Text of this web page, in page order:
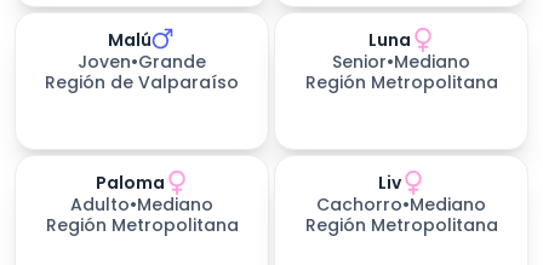
Malú
Joven•Grande
Región de Valparaíso
Luna
Senior•Mediano
Región Metropolitana
Paloma
Adulto•Mediano
Región Metropolitana
Liv
Cachorro•Mediano
Región Metropolitana